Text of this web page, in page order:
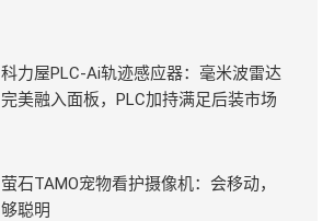
科力屋PLC-Ai轨迹感应器：毫米波雷达
完美融入面板，PLC加持满足后装市场
萤石TAMO宠物看护摄像机：会移动，
够聪明